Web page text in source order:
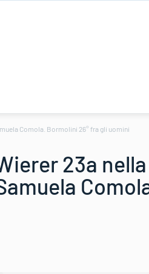
Comola. Bormolini 26° fra gli uomini
23a